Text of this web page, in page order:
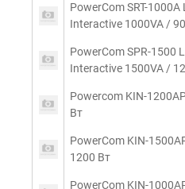
PowerCom SRT-
Interactive 1000VA /
PowerCom SPR-1500
Interactive 1500VA /
Powercom KIN-
Вт
PowerCom KIN-
1200 Вт
PowerCom KIN-